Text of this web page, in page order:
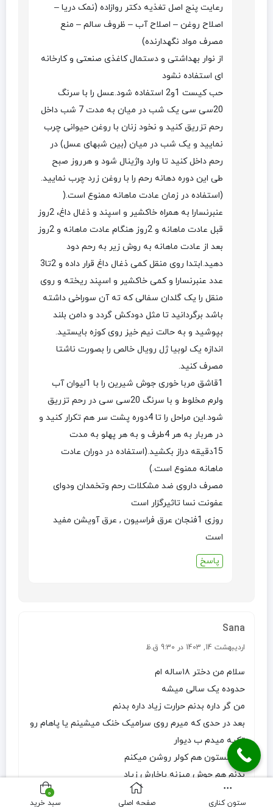
رعایت پنج اصل تغذیه دکتر روازاده (نمک دریا –
اصلاح روغن – اصلاح آب – ظروف سالم – منع
مصرف مواد نگهدارنده)
از نوار بهداشتی و دستمال کاغذی صنعتی و کارخانه
ای استفاده نشود
حب کیست 1و2 استفاده شود.عسل را با سرنگ
20سی سی یک شب در میان به مدت 7 شب داخل
رحم تزریق کنید و نخود زنان با روغن حیوانی چرب
نمایید و یک شب در میان (بین شبهای عسل) در
رحم داخل کنید تا وارد واژینال شود و هرروز صبح
طی این دوره دهانه رحم را با روغن زرد چرب نمایید.
(استفاده در زمان عادت ماهانه ممنوع است.(
عنبرنسارا به همراه خاکشیر و اسپند و ذغال داغ، 2روز
قبل عادت ماهانه و 2روز هنگام عادت ماهانه و 2روز
بعد از عادت ماهانه به روش زیر به رحم دود
دهید.ابتدا روی منقل کمی ذغال داغ قرار داده و 2تا3
عدد عنبرنسارا و کمی خاکشیر و اسپند ریخته و روی
منقل را یک گلدان سفالی که ته آن سوراخی داشته
باشد برگردانید تا مثل دودکش گردد و دامن بلند
بپوشید و به حالت نیم خیز روی کوزه بایستید.
اندازه یک لوبیا ژل رویال خالص را بصورت ناشتا
مصرف کنید.
1قاشق مربا خوری جوش شیرین را با 1لیوان آب
ولرم مخلوط و با سرنگ 20سی سی در رحم تزریق
شود.این مراحل را تا 4دوره پشت سر هم تکرار کنید و
در هربار به هر 4طرف و به هر پهلو به مدت
15دقیقه دراز بکشید.(استفاده در دوران عادت
ماهانه ممنوع است.)
مصرف داروی ضد مشکلات رحم وتخمدان ودوای
عفونت نسا تاثیرگزار است
روزی 1فنجان عرق فراسیون , عرق آویشن مفید
است
پاسخ
Sana
اردیبهشت 14, 1403 در 9:30 ق.ظ
سلام من دختر ۱۸ساله ام
حدوده یک سالی میشه
من گر داره بدنم حرارت زیاد داره بدنم
بعد در حدی که میرم روی سرامیک خنک میشینم یا پاهام رو
تکیه میدم ب دیوار
در زمستون هم کولر روشن میکنم
بدنم هم جوش میزنه باخارش زیاد
مخصوصا پشتم از کتف تا کنر
ستون کناری صفحه اصلی
0
سبد خرید